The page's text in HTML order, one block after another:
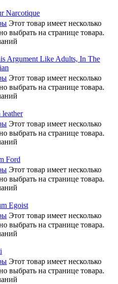
Narcotique
Этот товар имеет несколько
выбрать на странице товара.
Argument Like Adults, In The
Этот товар имеет несколько
выбрать на странице товара.
Этот товар имеет несколько
выбрать на странице товара.
Ford
Этот товар имеет несколько
выбрать на странице товара.
Egoist
Этот товар имеет несколько
выбрать на странице товара.
Этот товар имеет несколько
выбрать на странице товара.